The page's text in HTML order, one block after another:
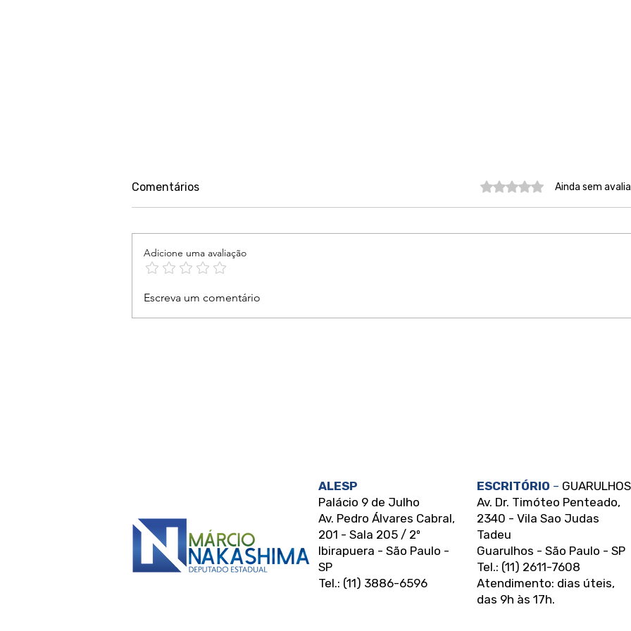
depois
entrega resultado
Comentários Avaliado com 0 de 5
Ainda sem
Adicione uma avaliação
Escreva um comentário
ALESP
Palácio 9 de Julho
Av. Pedro Álvares Cabral,
201 - Sala 205 / 2º
Ibirapuera - São Paulo -
SP
Tel.: (11) 3886-6596
ESCRITÓRIO – GUARULHOS
Av. Dr. Timóteo Penteado,
2340 - Vila Sao Judas
Tadeu
Guarulhos - São Paulo - SP
Tel.: (11) 2611-7608
Atendimento: dias úteis,
das 9h às 17h.